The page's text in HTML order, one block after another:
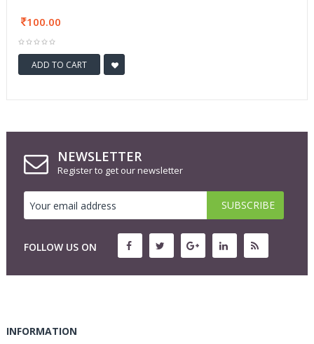
100.00
ADD TO CART
NEWSLETTER
Register to get our newsletter
FOLLOW US ON
INFORMATION